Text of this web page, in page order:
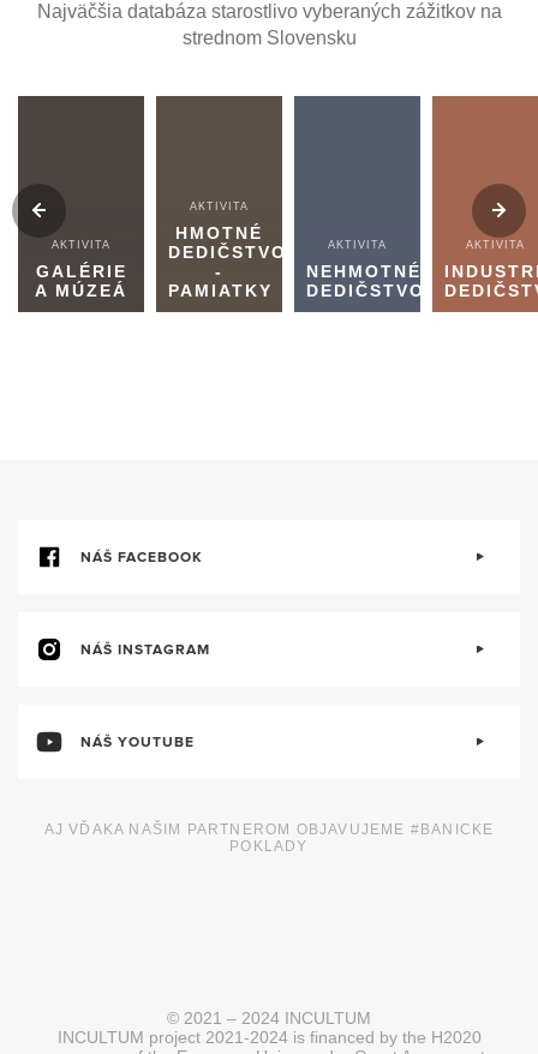
Najväčšia databáza starostlivo vyberaných zážitkov na
strednom Slovensku
AKTIVITA
GALÉRIE
A MÚZEÁ
AKTIVITA
HMOTNÉ
DEDIČSTVO
-
PAMIATKY
AKTIVITA
NEHMOTNÉ
DEDIČSTVO
AKTIVITA
NÁŠ FACEBOOK
NÁŠ INSTAGRAM
NÁŠ YOUTUBE
AJ VĎAKA NAŠIM PARTNEROM OBJAVUJEME #BANICKE
POKLADY
© 2021 – 2024 INCULTUM
INCULTUM project 2021-2024 is financed by the H2020